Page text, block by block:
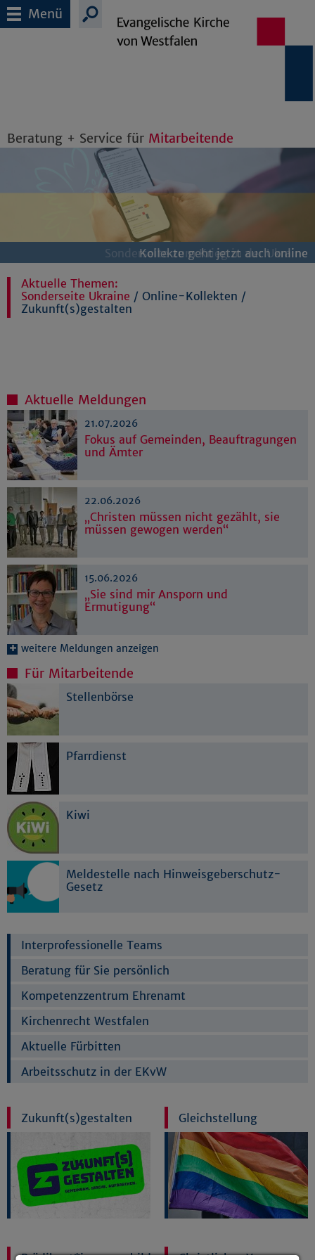
Menü
Beratung + Service für Mitarbeitende
Sonderseite zum Krieg in der Ukraine
Kollekte geht jetzt auch online
Gemeinsam.Kirche.Aufbrechen
Aktuelle Themen:
Sonderseite Ukraine / Online-Kollekten /
Zukunft(s)gestalten
Aktuelle Meldungen
21.07.2026
Fokus auf Gemeinden, Beauftragungen
und Ämter
22.06.2026
„Christen müssen nicht gezählt, sie
müssen gewogen werden“
15.06.2026
„Sie sind mir Ansporn und
Ermutigung“
weitere Meldungen anzeigen
Für Mitarbeitende
Stellenbörse
Pfarrdienst
Kiwi
Meldestelle nach Hinweisgeberschutz-
Gesetz
Interprofessionelle Teams
Beratung für Sie persönlich
Kompetenzzentrum Ehrenamt
Kirchenrecht Westfalen
Aktuelle Fürbitten
Arbeitsschutz in der EKvW
Zukunft(s)gestalten Gleichstellung